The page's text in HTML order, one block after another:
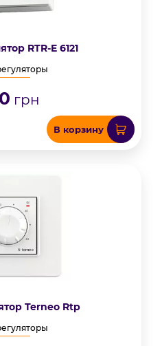
RTR-E 6121
грн
В корзину
Terneo Rtp